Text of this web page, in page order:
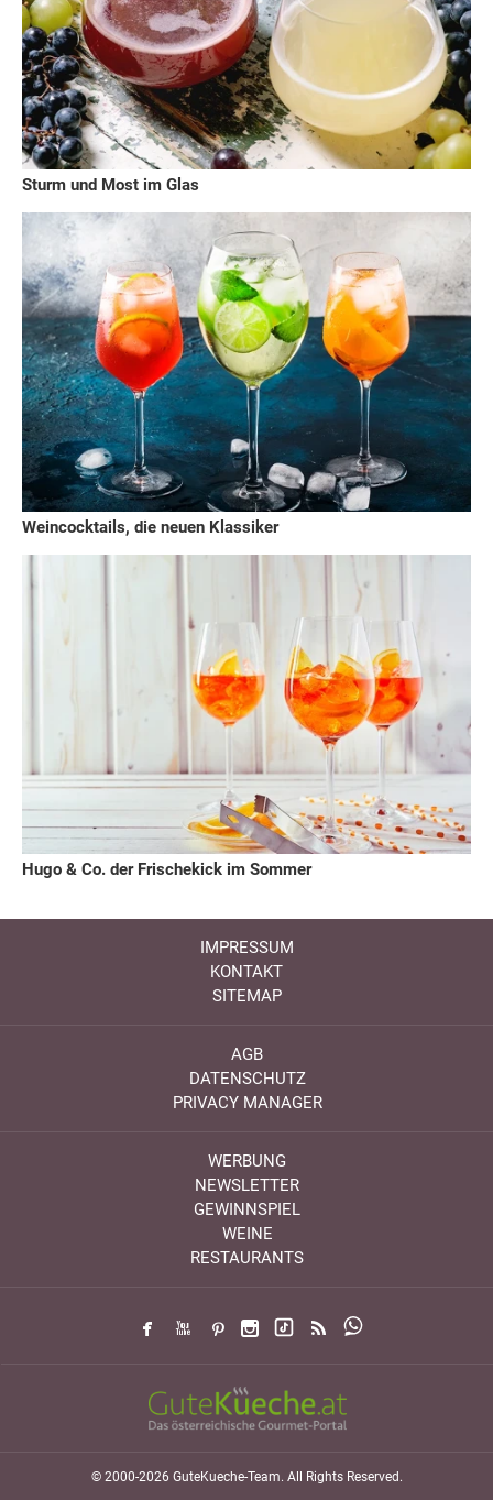
Sturm und Most im Glas
Weincocktails, die neuen Klassiker
Hugo & Co. der Frischekick im Sommer
IMPRESSUM
KONTAKT
SITEMAP
AGB
DATENSCHUTZ
PRIVACY MANAGER
WERBUNG
NEWSLETTER
GEWINNSPIEL
WEINE
RESTAURANTS
© 2000-2026 GuteKueche-Team. All Rights Reserved.